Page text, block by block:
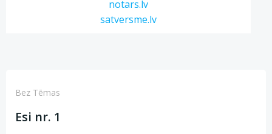
notars.lv
satversme.lv
Bez Tēmas
Esi nr. 1